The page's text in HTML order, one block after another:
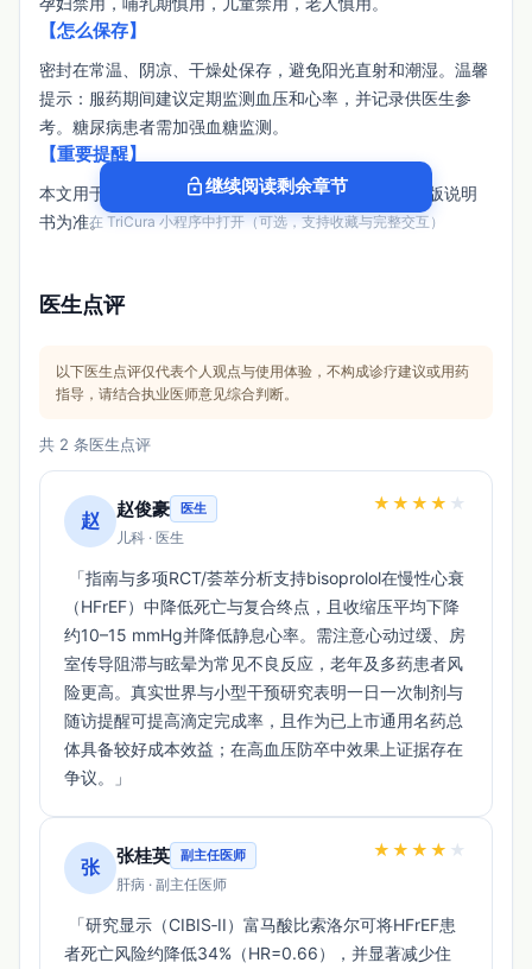
【怎么保存】
密封在常温、阴凉、干燥处保存，避免阳光直射和潮湿。温馨
提示：服药期间建议定期监测血压和心率，并记录供医生参
考。糖尿病患者需加强血糖监测。
【重要提醒】
本文用于患者检索参考，具体用药以医生/药师和最新版说明
书为准。
lock_open继续阅读剩余章节
在 TriCura 小程序中打开（可选，支持收藏与完整交互）
医生点评
以下医生点评仅代表个人观点与使用体验，不构成诊疗建议或用药
指导，请结合执业医师意见综合判断。
共 2 条医生点评
赵 赵俊豪 医生
儿科 · 医生
★ ★ ★ ★ ★
（HFrEF）中降低死亡与复合终点，且收缩压平均下降
约10–15 mmHg并降低静息心率。需注意心动过缓、房
室传导阻滞与眩晕为常见不良反应，老年及多药患者风
险更高。真实世界与小型干预研究表明一日一次制剂与
随访提醒可提高滴定完成率，且作为已上市通用名药总
体具备较好成本效益；在高血压防卒中效果上证据存在
争议。」
张 张桂英 副主任医师
肝病 · 副主任医师
★ ★ ★ ★ ★
者死亡风险约降低34%（HR=0.66），并显著减少住